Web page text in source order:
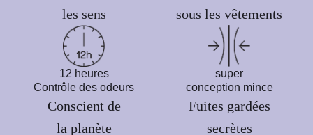
les sens
12 heures
Contrôle des odeurs
sous les vêtements
super
conception mince
Conscient de
la planète
Fuites gardées
secrètes